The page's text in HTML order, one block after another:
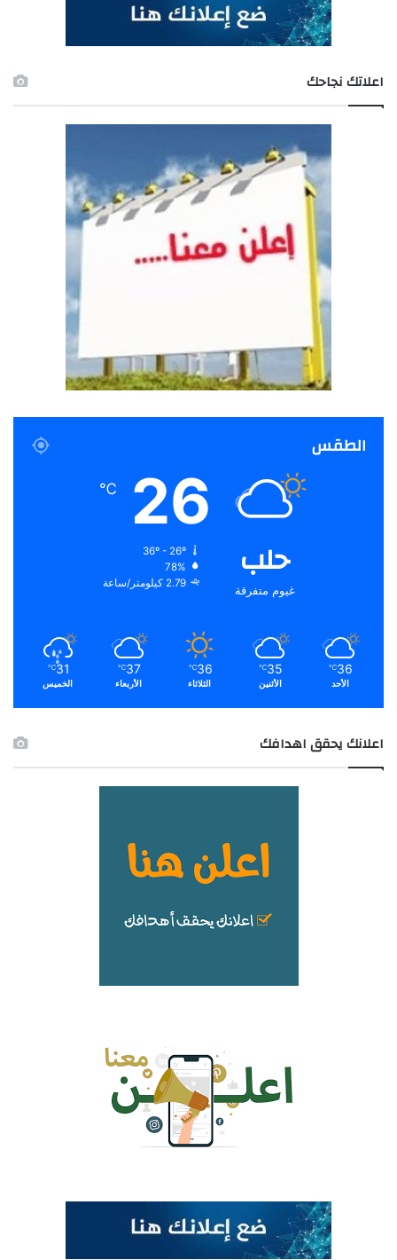
اعلاتك نجاحك
الطقس
حلب
غيوم متفرقة
26
℃
36º - 26º
78%
2.79 كيلومتر/ساعة
36
℃
الأحد
35
℃
الأثنين
36
℃
الثلاثاء
37
℃
الأربعاء
31
℃
الخميس
اعلانك يحقق اهدافك